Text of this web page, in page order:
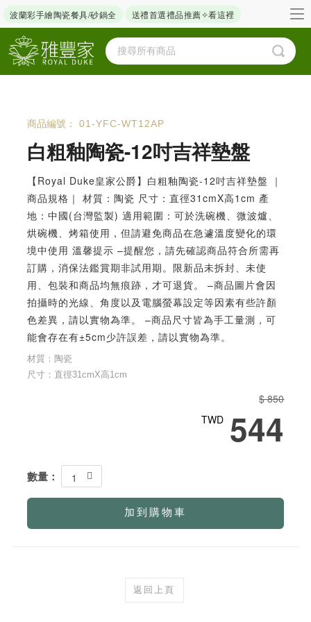
波蘭彩手繪陶瓷餐具/砂鍋全 送禮首選禮品推薦✧看這裡
商品編號： 01-YFC-WT12AP
白粗釉陶瓷-12吋吉祥墊盤
【Royal Duke皇家公爵】白粗釉陶瓷-12吋吉祥墊盤 ｜
商品規格｜ 材質：陶瓷 尺寸：直徑31cmX高1cm 產
地：中國(台灣監製) 適用範圍：可於洗碗機、微波爐、
烘碗機、烤箱使用，但請避免商品在急遽溫度變化的環
境中使用 溫馨提示 –提醒您，請先確認商品符合所需再
訂購，消保法鑑賞期非試用期。限新品未拆封、未使
用、包裝和商品均無痕跡，才可退貨。 –商品圖片會因
拍攝時的光線、角度以及電腦螢幕設定等因素有些許顏
色差異，請以實物為準。 –商品尺寸皆為手工量測，可
能會存在有±5cm少許誤差，請以實物為準。
材質：陶瓷
尺寸：直徑31cmX高1cm
$ 850
TWD 544
數量： 1
加到購物車
返回上頁